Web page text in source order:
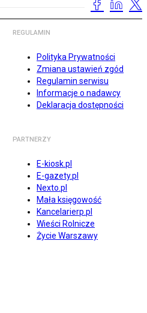
REGULAMIN
Polityka Prywatności
Zmiana ustawień zgód
Regulamin serwisu
Informacje o nadawcy
Deklaracja dostępności
PARTNERZY
E-kiosk.pl
E-gazety.pl
Nexto.pl
Mała księgowość
Kancelarierp.pl
Wieści Rolnicze
Życie Warszawy